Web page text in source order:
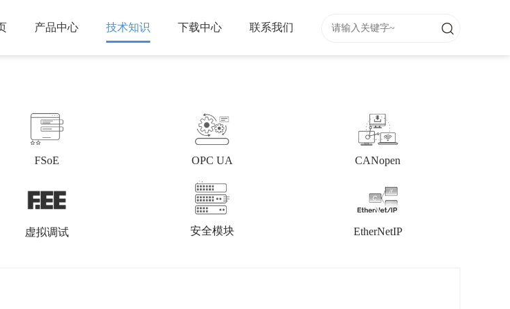
产品中心 技术知识 下载中心 联系我们
FSoE OPC UA CANopen
虚拟调试 安全模块 EtherNetIP